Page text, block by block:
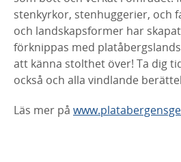
stenkyrkor, stenhuggerier, och
och landskapsformer har
förknippas med
att känna stolthet över! Ta dig
också och alla vindlande
Läs mer på